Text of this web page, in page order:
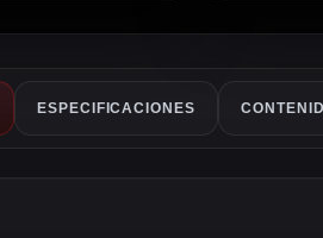
ESPECIFICACIONES